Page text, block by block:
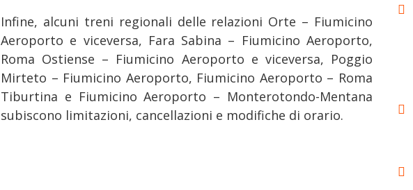
Infine, alcuni treni regionali delle relazioni Orte – Fiumicino
Aeroporto e viceversa, Fara Sabina – Fiumicino Aeroporto,
Roma Ostiense – Fiumicino Aeroporto e viceversa, Poggio
Mirteto – Fiumicino Aeroporto, Fiumicino Aeroporto – Roma
Tiburtina e Fiumicino Aeroporto – Monterotondo-Mentana
subiscono limitazioni, cancellazioni e modifiche di orario.